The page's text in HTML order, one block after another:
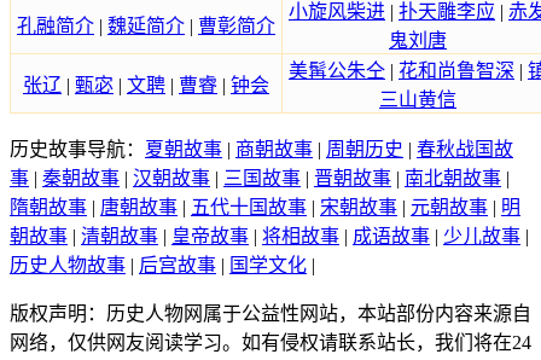
孔融简介 | 魏延简介 | 曹彰简介
小旋风柴进 | 扑天雕李应 | 赤
鬼刘唐
张辽 | 甄宓 | 文聘 | 曹睿 | 钟会
美髯公朱仝 | 花和尚鲁智深 |
三山黄信
历史故事导航： 夏朝故事 | 商朝故事 | 周朝历史 | 春秋战国故
事 | 秦朝故事 | 汉朝故事 | 三国故事 | 晋朝故事 | 南北朝故事 |
隋朝故事 | 唐朝故事 | 五代十国故事 | 宋朝故事 | 元朝故事 | 明
朝故事 | 清朝故事 | 皇帝故事 | 将相故事 | 成语故事 | 少儿故事 |
历史人物故事 | 后宫故事 | 国学文化 |
版权声明：历史人物网属于公益性网站，本站部份内容来源自
网络，仅供网友阅读学习。如有侵权请联系站长，我们将在24